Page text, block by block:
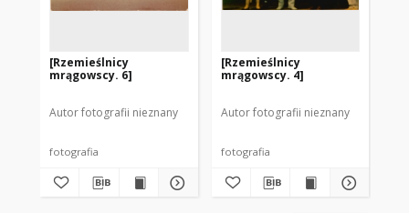
[Rzemieślnicy
mrągowscy. 6]
Autor fotografii nieznany
fotografia
[Rzemieślnicy
mrągowscy. 4]
Autor fotografii nieznany
fotografia